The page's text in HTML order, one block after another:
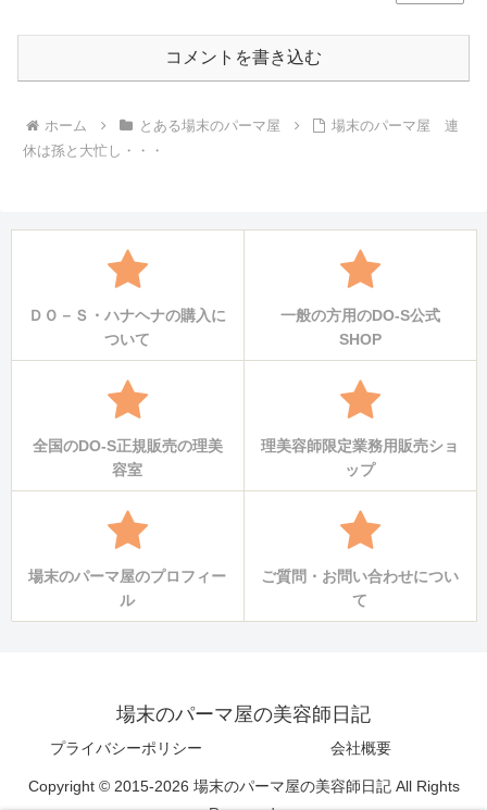
コメントを書き込む
ホーム とある場末のパーマ屋
場末のパーマ屋 連
休は孫と大忙し・・・
ＤＯ－Ｓ・ハナヘナの購入に
ついて
一般の方用のDO-S公式
SHOP
全国のDO-S正規販売の理美
容室
理美容師限定業務用販売ショ
ップ
場末のパーマ屋のプロフィー
ル
ご質問・お問い合わせについ
て
場末のパーマ屋の美容師日記
プライバシーポリシー 会社概要
Copyright © 2015-2026 場末のパーマ屋の美容師日記 All Rights